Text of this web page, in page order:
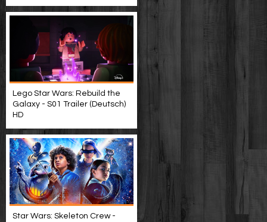
Lego Star Wars: Rebuild the
Galaxy - S01 Trailer (Deutsch)
HD
Star Wars: Skeleton Crew -